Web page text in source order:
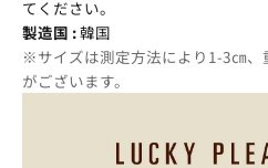
てください。
製造国 :韓国
※サイズは測定方法により1-3㎝
がございます。